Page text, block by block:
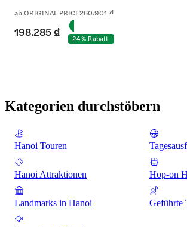
abORIGINAL PRICE260.901 ₫
198.285 ₫ 24 % Rabatt
Kategorien durchstöbern
Hanoi Touren
Hanoi Attraktionen Hop-on
Landmarks in Hanoi Geführte